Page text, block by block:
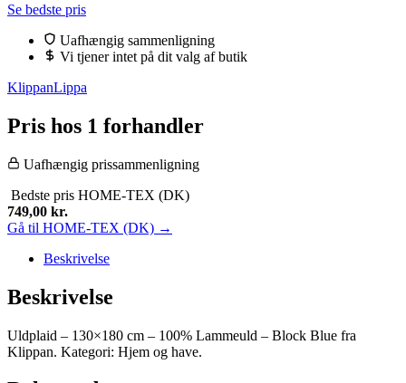
Se bedste pris
Uafhængig sammenligning
Vi tjener intet på dit valg af butik
KlippanLippa
Pris hos 1 forhandler
Uafhængig prissammenligning
Bedste pris HOME-TEX (DK)
749,00 kr.
Gå til HOME-TEX (DK) →
Beskrivelse
Beskrivelse
Uldplaid – 130×180 cm – 100% Lammeuld – Block Blue fra
Klippan. Kategori: Hjem og have.